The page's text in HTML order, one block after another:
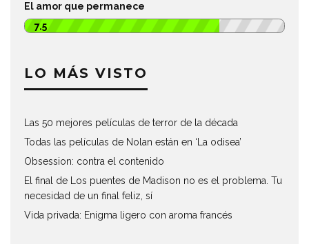
El amor que permanece
7.5
LO MÁS VISTO
Las 50 mejores películas de terror de la década
Todas las películas de Nolan están en ‘La odisea’
Obsession: contra el contenido
El final de Los puentes de Madison no es el problema. Tu
necesidad de un final feliz, sí
Vida privada: Enigma ligero con aroma francés